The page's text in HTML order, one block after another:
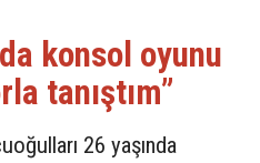
konsol oyunu
tanıştım”
26 yaşında